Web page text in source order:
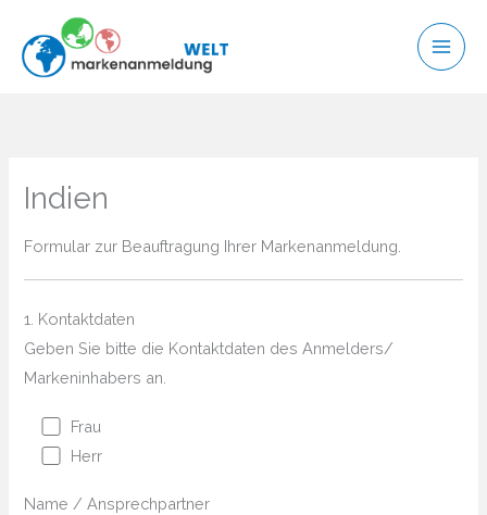
Inhalt
springen
Indien
Formular zur Beauftragung Ihrer Markenanmeldung.
1. Kontaktdaten
Geben Sie bitte die Kontaktdaten des Anmelders/
Markeninhabers an.
Frau
Herr
Name / Ansprechpartner